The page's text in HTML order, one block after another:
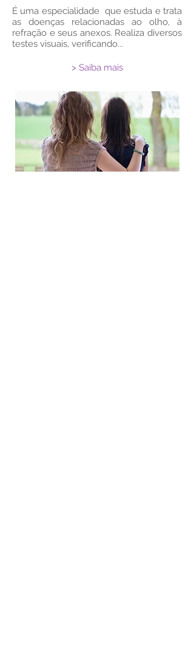
É uma especialidade que estuda e trata
as doenças relacionadas ao olho, à
refração e seus anexos. Realiza diversos
testes visuais, verificando...
> Saiba mais